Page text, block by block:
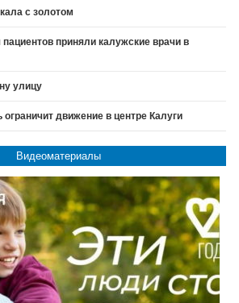
с золотом
приняли калужские врачи в
улицу
движение в центре Калуги
Видеоматериалы